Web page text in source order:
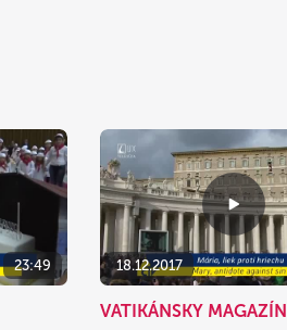
23:49 18.12.2017
VATIKÁNSKY MAGAZÍN